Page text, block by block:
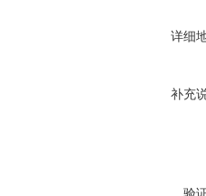
详细
补充